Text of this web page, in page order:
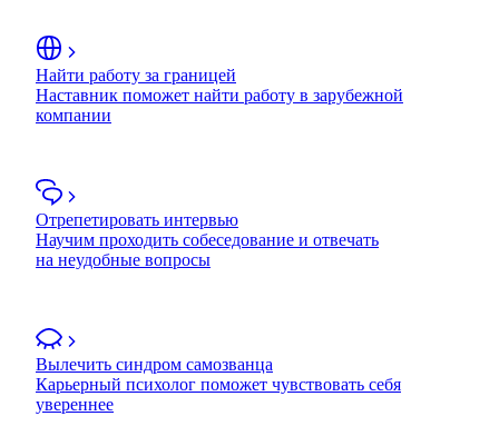
Найти работу за границей
Наставник поможет найти работу в зарубежной
компании
Отрепетировать интервью
Научим проходить собеседование и отвечать
на неудобные вопросы
Вылечить синдром самозванца
Карьерный психолог поможет чувствовать себя
увереннее